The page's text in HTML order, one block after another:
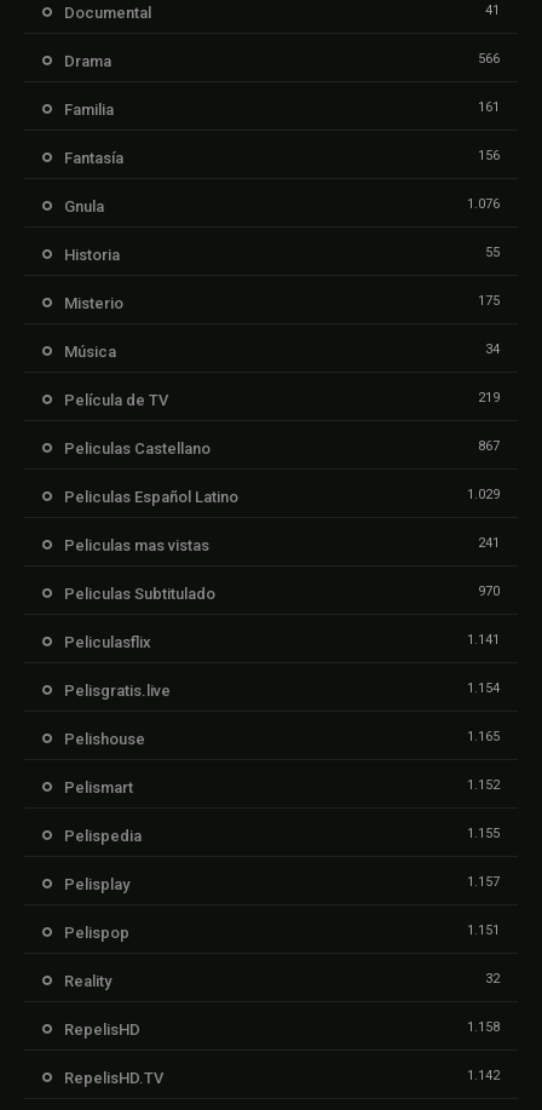
Documental 41
Drama 566
Familia 161
Fantasía 156
Gnula 1.076
Historia 55
Misterio 175
Música 34
Película de TV 219
Peliculas Castellano 867
Peliculas Español Latino 1.029
Peliculas mas vistas 241
Peliculas Subtitulado 970
Peliculasflix 1.141
Pelisgratis.live 1.154
Pelishouse 1.165
Pelismart 1.152
Pelispedia 1.155
Pelisplay 1.157
Pelispop 1.151
Reality 32
RepelisHD 1.158
RepelisHD.TV 1.142